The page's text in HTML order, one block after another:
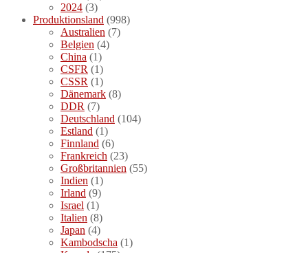
2024 (3)
Produktionsland (998)
Australien (7)
Belgien (4)
China (1)
CSFR (1)
CSSR (1)
Dänemark (8)
DDR (7)
Deutschland (104)
Estland (1)
Finnland (6)
Frankreich (23)
Großbritannien (55)
Indien (1)
Irland (9)
Israel (1)
Italien (8)
Japan (4)
Kambodscha (1)